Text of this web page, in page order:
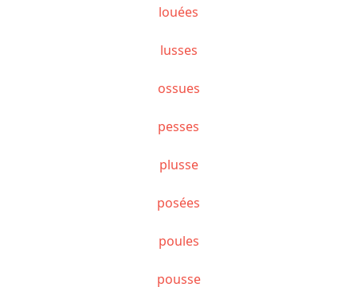
louées
lusses
ossues
pesses
plusse
posées
poules
pousse